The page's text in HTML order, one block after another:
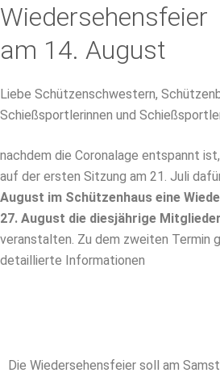
Wiedersehensfeier
am 14. August
Liebe Schützenschwestern,
Schießsportlerinnen und
nachdem die Coronalage entspannt
auf der ersten Sitzung am 21. Juli
August im Schützenhaus eine
27. August die diesjährige
veranstalten. Zu dem zweiten Termin
detaillierte Informationen
Die Wiedersehensfeier soll am